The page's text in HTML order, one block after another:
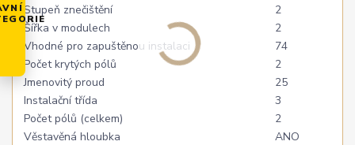
Stupeň znečištění
2
Šířka v modulech
2
Vhodné pro zapuštěnou instalaci
74
Počet krytých pólů
2
Jmenovitý proud
25
Instalační třída
3
Počet pólů (celkem)
2
Věstavěná hloubka
ANO